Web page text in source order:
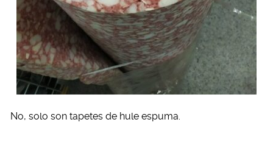
No, solo son tapetes de hule espuma.